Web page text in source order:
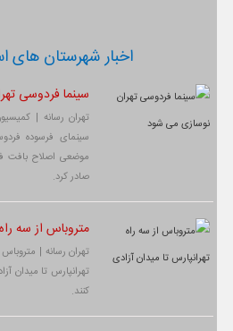
اخبار شهرستان های
سینما فردوسی
سینمای فرسوده
صادر کرد.
متروباس از سه
تهران رسانه |
تهرانپارس تا میدان
کنند.